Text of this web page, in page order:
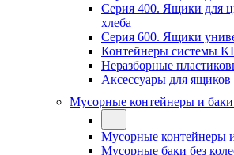
Серия 400. Ящики для
хлеба
Серия 600. Ящики
Контейнеры системы
Неразборные
Аксессуары для ящиков
Мусорные контейнеры и баки
Мусорные контейнеры
Мусорные баки без